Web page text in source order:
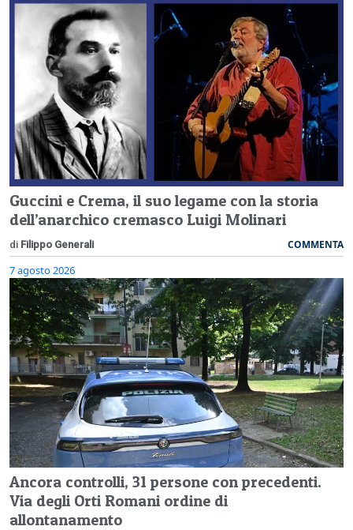
Guccini e Crema, il suo legame con la storia
dell’anarchico cremasco Luigi Molinari
di Filippo Generali COMMENTA
7 agosto 2026
Ancora controlli, 31 persone con precedenti.
Via degli Orti Romani ordine di
allontanamento